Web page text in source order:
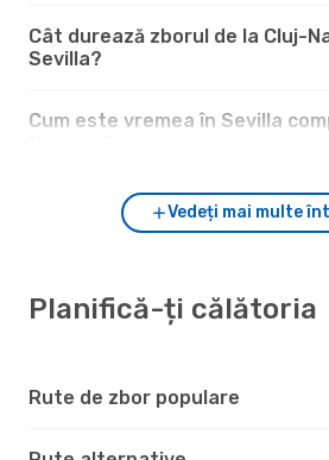
Cât durează zborul de la Cluj-
Sevilla?
Cum este vremea în Sevilla
Vedeți mai multe
Planifică-ți călătoria
Rute de zbor populare